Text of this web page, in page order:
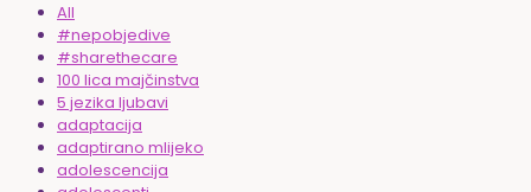
All
#nepobjedive
#sharethecare
100 lica majčinstva
5 jezika ljubavi
adaptacija
adaptirano mlijeko
adolescencija